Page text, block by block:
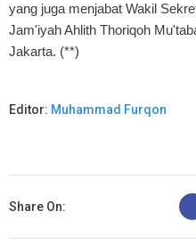
yang juga menjabat Wakil
Jam'iyah Ahlith Thoriqoh
Jakarta. (**)
Editor: Muhammad Furqon
Share On:
B